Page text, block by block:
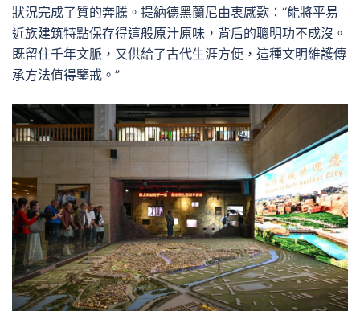
狀況完成了質的奔騰。提納德黑蘭尼由衷感歎：“能將平易
近族建筑特點保存得這般原汁原味，背后的聰明功不成沒。
既留住千年文脈，又供給了古代生涯方便，這種文明維護傳
承方法值得鑒戒。”